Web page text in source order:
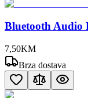
Bluetooth Audio
7,50KM
Brza dostava